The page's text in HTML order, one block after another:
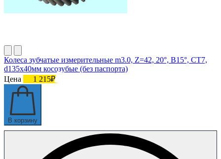
Колеса зубчатые измерительные m3.0, Z=42, 20°, B15°, СТ7,
d135х40мм косозубые (без паспорта)
Цена
1 215₽
В корзину